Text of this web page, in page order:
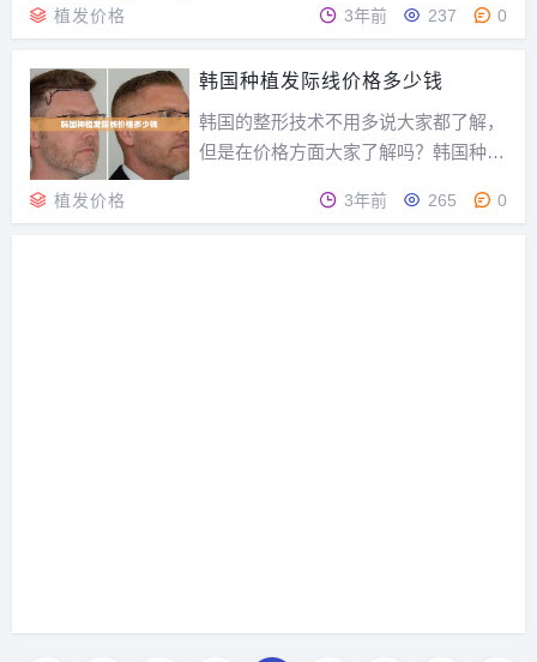
线不完美的发友，发际线严重影响了自
线种植效果显著，是一项微创手术。青
岛发际线调整价格多少钱？青岛发际线
调整价格多少钱？青...
植发价格 3年前 237 0
韩国种植发际线价格多少钱
韩国的整形技术不用多说大家都了解，
但是在价格方面大家了解吗？韩国种植
了解一下。发际线种植价格费用种植发
植发价格 3年前 265 0